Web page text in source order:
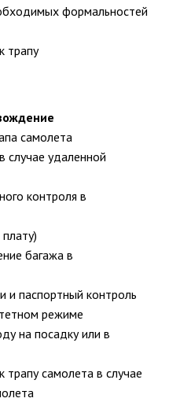
формальностей
трапу
самолета
случае удаленной
контроля в
багажа в
и паспортный контроль
режиме
на посадку или в
самолета в случае